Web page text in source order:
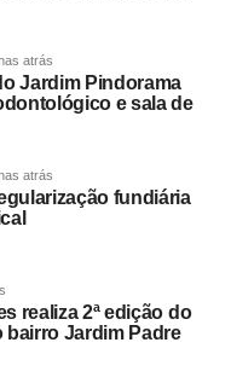
atrás
Jardim Pindorama
e sala de
atrás
fundiária
realiza 2ª edição do
bairro Jardim Padre